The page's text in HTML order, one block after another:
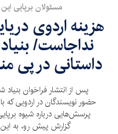
مسئولان برپایی
هزینه اردوی
نداجاست/
داستانی در پی
پس از انتشار فراخوان بنیاد
حضور نویسندگان در اردویی که
پرسش‌هایی درباره شیوه
گزارش پیش رو، به